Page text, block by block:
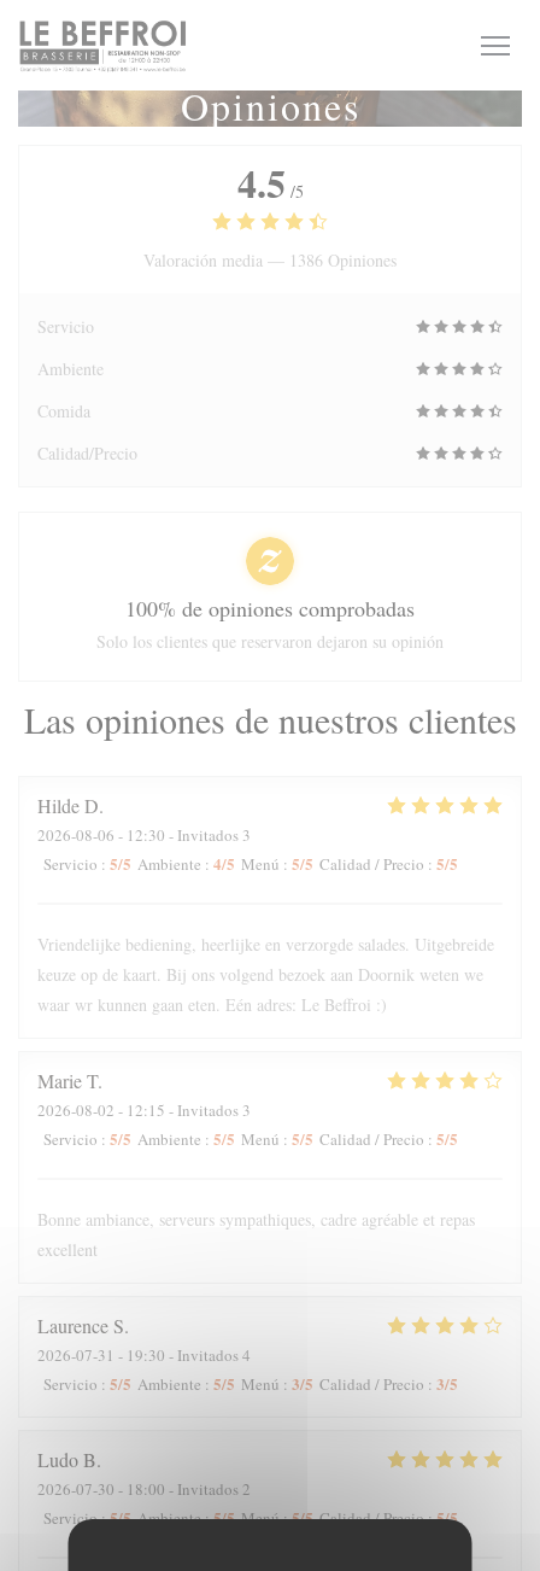
Personalización de sus opciones de cookies
Opiniones
Las opiniones de nuestros clientes
HildeD
2026-08-06 - 12:30 - Invitados 3
Servicio : 5/5 Ambiente : 4/5 Menú : 5/5 Calidad / Precio : 5/5
Vriendelijke bediening, heerlijke en verzorgde salades. Uitgebreide
keuze op de kaart. Bij ons volgend bezoek aan Doornik weten we
waar wr kunnen gaan eten. Eén adres: Le Beffroi :)
MarieT
2026-08-02 - 12:15 - Invitados 3
Servicio : 5/5 Ambiente : 5/5 Menú : 5/5 Calidad / Precio : 5/5
Bonne ambiance, serveurs sympathiques, cadre agréable et repas
excellent
Laurence S
2026-07-31 - 19:30 - Invitados 4
Servicio : 5/5 Ambiente : 5/5 Menú : 3/5 Calidad / Precio : 3/5
LudoB
2026-07-30 - 18:00 - Invitados 2
Servicio:5/5 Ambiente:5/5 Menú:5/5 Calidad / Precio:5/5
4.5 /5
Valoración media — 1386 Opiniones
Servicio
Ambiente
Comida
Calidad/Precio
100% de opiniones comprobadas
Solo los clientes que reservaron dejaron su opinión